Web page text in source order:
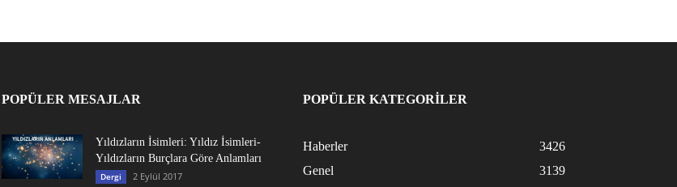
POPÜLER MESAJLAR
Yıldızların İsimleri: Yıldız İsimleri-
Yıldızların Burçlara Göre Anlamları
Dergi 2 Eylül 2017
POPÜLER KATEGORİLER
Haberler
3426
Genel
3139